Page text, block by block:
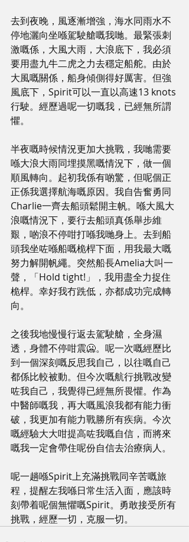
去到夜晚，風逐漸增強，海水同雨水不
停地灑向坐喺駕駛艙嘅我哋。最緊張刺
激嘅係，大風大雨，大浪底下，我必須
要用盡九牛二虎之力去穩定船舵。由於
大風嘅關係，船身傾側得好厲害。但強
風底下，Spirit可以一直以高速13 knots
行駛。經歷過呢一切嘅我，已經無所謂
懼。
半夜嘅時候情況更加大挑戰，我哋需要
喺大浪大雨同埋摸黑嘅情況下，做一個
順風轉向。起初我係有啲驚，但呢個正
正係我選擇航海嘅原因。我自告奮勇同
Charlie一齊去船頭鬆開主帆。喺大風大
浪嘅情況下，要行去船頭真係舉步維
艱，啲浪不停咁打喺我哋身上。去到船
頭我坐咗喺船嘅桅桿下面，用我最大嘅
努力解開帆繩。突然船長Amelia大叫一
聲，「Hold tight!」，我用盡全力捉住
桅桿。幸好我冇跣低，亦都成功完成轉
向。
之後我地慢慢行返去駕駛艙，全身濕
透，身體不停咁震🥶。呢一次嘅經歷比
到一個深刻嘅反思我自己，以往嘅自己
都係比較被動。但今次嘅航行挑戰改變
咗我自己，我覺得已經無所畏懼。作為
中醫師嘅我，再大嘅風浪我都有能力衝
破，我更加有能力戰勝所有疾病。今次
嘅經驗大大咁提高咗我嘅自信，而將來
嘅我一定會帶住呢份自信去治療病人。
呢一趟喺Spirit上充滿挑戰同辛苦嘅旅
程，提醒左我喺日常生活入面，應該時
刻帶着呢個無懼嘅Spirit。勇敢接受所有
挑戰，經歷一切，克服一切。